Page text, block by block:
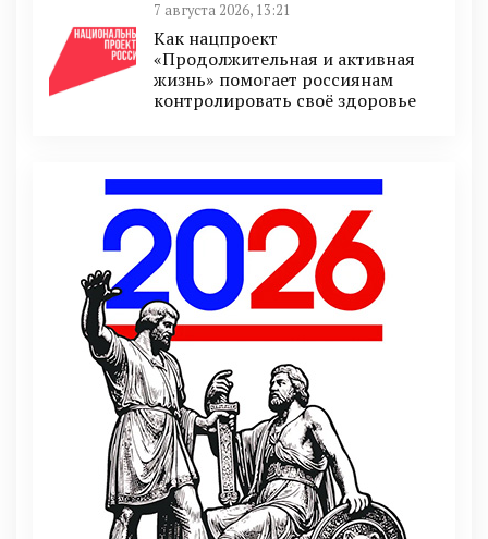
7 августа 2026, 13:21
Как нацпроект
«Продолжительная и активная
жизнь» помогает россиянам
контролировать своё здоровье